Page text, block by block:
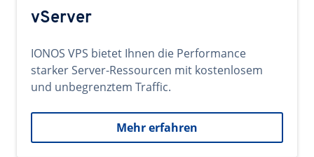
vServer
IONOS VPS bietet Ihnen die Performance
starker Server-Ressourcen mit kostenlosem
und unbegrenztem Traffic.
Mehr erfahren